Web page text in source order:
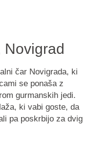
Novigrad
čar Novigrada, ki
se ponaša z
gurmanskih jedi.
ki vabi goste, da
pa poskrbijo za dvig